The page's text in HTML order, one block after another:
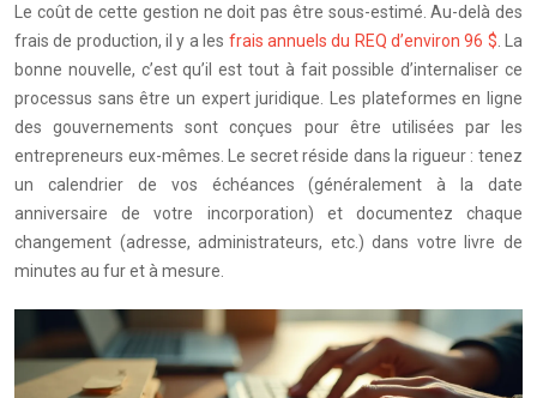
Le coût de cette gestion ne doit pas être sous-estimé. Au-delà des
frais de production, il y a les frais annuels du REQ d’environ 96 $ . La
bonne nouvelle, c’est qu’il est tout à fait possible d’internaliser ce
processus sans être un expert juridique. Les plateformes en ligne
des gouvernements sont conçues pour être utilisées par les
entrepreneurs eux-mêmes. Le secret réside dans la rigueur : tenez
un calendrier de vos échéances (généralement à la date
anniversaire de votre incorporation) et documentez chaque
changement (adresse, administrateurs, etc.) dans votre livre de
minutes au fur et à mesure.